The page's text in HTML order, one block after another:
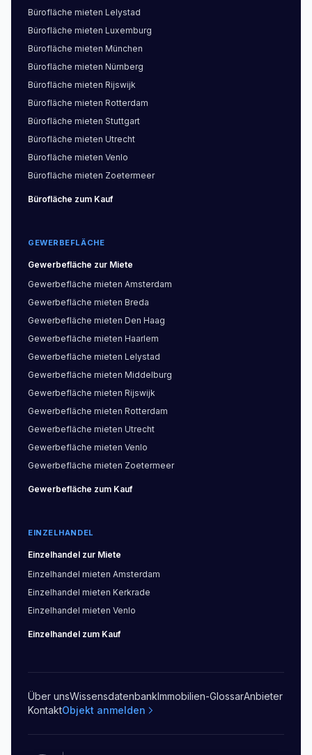
Bürofläche mieten Lelystad
Bürofläche mieten Luxemburg
Bürofläche mieten München
Bürofläche mieten Nürnberg
Bürofläche mieten Rijswijk
Bürofläche mieten Rotterdam
Bürofläche mieten Stuttgart
Bürofläche mieten Utrecht
Bürofläche mieten Venlo
Bürofläche mieten Zoetermeer
Bürofläche zum Kauf
GEWERBEFLÄCHE
Gewerbefläche zur Miete
Gewerbefläche mieten Amsterdam
Gewerbefläche mieten Breda
Gewerbefläche mieten Den Haag
Gewerbefläche mieten Haarlem
Gewerbefläche mieten Lelystad
Gewerbefläche mieten Middelburg
Gewerbefläche mieten Rijswijk
Gewerbefläche mieten Rotterdam
Gewerbefläche mieten Utrecht
Gewerbefläche mieten Venlo
Gewerbefläche mieten Zoetermeer
Gewerbefläche zum Kauf
EINZELHANDEL
Einzelhandel zur Miete
Einzelhandel mieten Amsterdam
Einzelhandel mieten Kerkrade
Einzelhandel mieten Venlo
Einzelhandel zum Kauf
Über unsWissensdatenbankImmobilien-GlossarAnbieter
KontaktObjekt anmelden